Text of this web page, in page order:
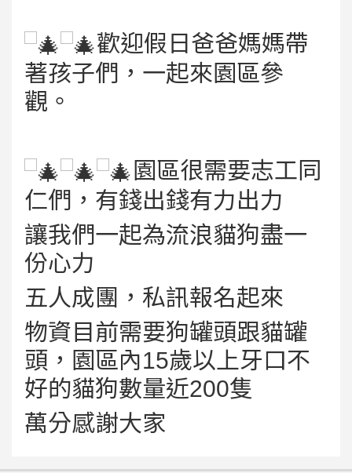
歡迎假日爸爸媽媽帶
著孩子們，一起來園區參
觀。
園區很需要志工同
仁們，有錢出錢有力出力
讓我們一起為流浪貓狗盡一
份心力
五人成團，私訊報名起來
物資目前需要狗罐頭跟貓罐
頭，園區內15歲以上牙口不
好的貓狗數量近200隻
萬分感謝大家